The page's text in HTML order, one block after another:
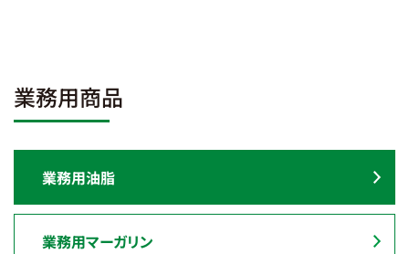
業務用商品
業務用油脂
業務用マーガリン